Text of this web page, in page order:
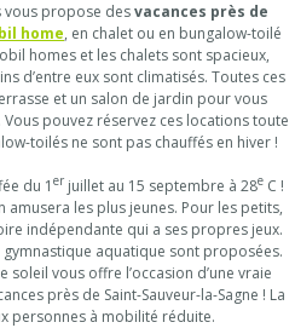
vous propose desvacances près de
home, en chalet ou en bungalow-toilé
homes et les chalets sont spacieux,
d’entre eux sont climatisés. Toutes ces
et un salon de jardin pour vous
pouvez réservez ces locations toute
toilés ne sont pas chauffés en hiver !
du 1 er juillet au 15 septembre à 28e C !
les plus jeunes. Pour les petits,
indépendante qui a ses propres jeux.
gymnastique aquatique sont proposées.
vous offre l’occasion d’une vraie
près de Saint-Sauveur-la-Sagne ! La
personnes à mobilité réduite.